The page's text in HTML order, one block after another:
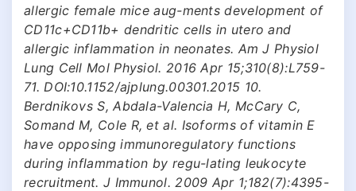
allergic female mice aug-ments development of
CD11c+CD11b+ dendritic cells in utero and
allergic inflammation in neonates. Am J Physiol
Lung Cell Mol Physiol. 2016 Apr 15;310(8):L759-
71. DOI:10.1152/ajplung.00301.2015 10.
Berdnikovs S, Abdala-Valencia H, McCary C,
Somand M, Cole R, et al. Isoforms of vitamin E
have opposing immunoregulatory functions
during inflammation by regu-lating leukocyte
recruitment. J Immunol. 2009 Apr 1;182(7):4395-